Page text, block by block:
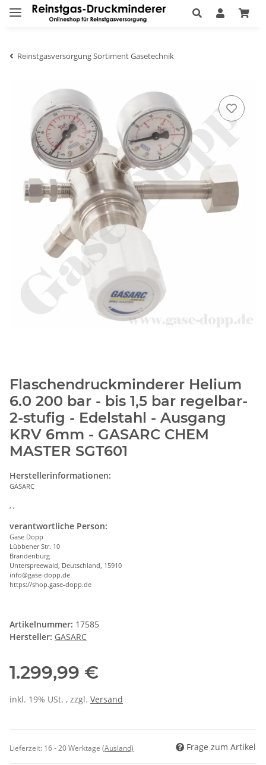
Reinstgasversorgung Sortiment Gasetechnik
Flaschendruckminderer Helium
6.0 200 bar - bis 1,5 bar regelbar-
2-stufig - Edelstahl - Ausgang
KRV 6mm - GASARC CHEM
MASTER SGT601
Herstellerinformationen:
GASARC
verantwortliche Person:
Gase Dopp
Lübbener Str. 10
Brandenburg
Unterspreewald, Deutschland, 15910
info@gase-dopp.de
https://shop.gase-dopp.de
Artikelnummer: 17585
Hersteller: GASARC
1.299,99 €
inkl. 19% USt. , zzgl. Versand
Lieferzeit: 16 - 20 Werktage (Ausland) Frage zum Artikel